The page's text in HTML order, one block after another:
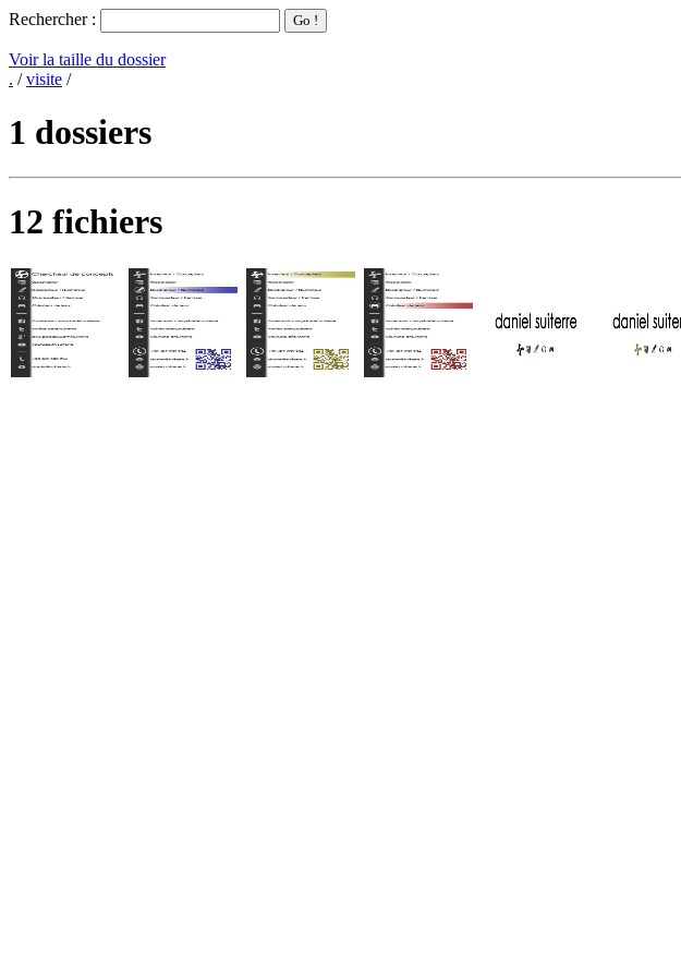
Rechercher :
Voir la taille du dossier
. /visite /
1 dossiers
12 fichiers